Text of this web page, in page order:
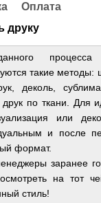
Оплата
друку
процесса
такие методы:
деколь,
по ткани. Для
или
и после
формат.
заранее
на тот
стиль!